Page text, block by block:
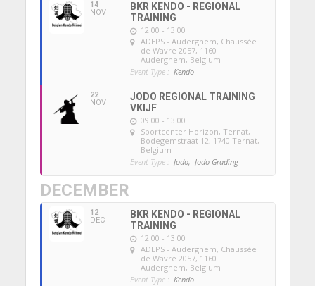
14
NOV
BKR KENDO - REGIONAL
TRAINING
12:00 - 13:00
ADEPS - Auderghem, Chaussée
de Wavre 2057, 1160
Auderghem, Belgium
Event Type : Kendo
22
NOV
JODO REGIONAL TRAINING
VKIJF
09:00 - 13:00
Sportcenter Horizon, Ternat,
Bodegemstraat 12, 1740 Ternat,
Belgium
Event Type : Jodo, Jodo Grading
DECEMBER
12
DEC
BKR KENDO - REGIONAL
TRAINING
12:00 - 13:00
ADEPS - Auderghem, Chaussée
de Wavre 2057, 1160
Auderghem, Belgium
Event Type : Kendo